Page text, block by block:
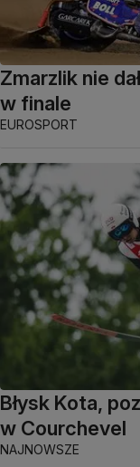
Zmarzlik nie
w finale
EUROSPORT
Błysk Kota,
w Courchevel
NAJNOWSZE